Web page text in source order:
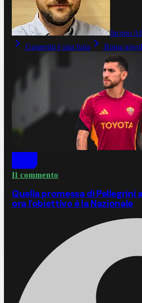
Jacopo
Gasperini è una furia
Roma
Il commento
Quella promessa di Pellegrini
ora l'obiettivo è la Nazionale